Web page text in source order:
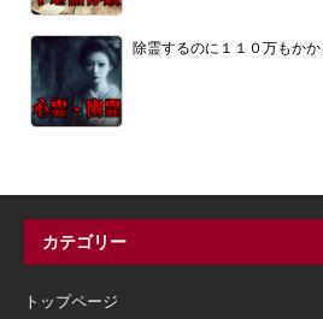
除霊するのに１１０万もかか
カテゴリー
トップページ